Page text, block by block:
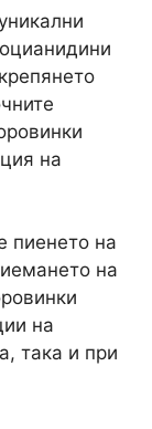
на
пиенето на
на
на
така и при